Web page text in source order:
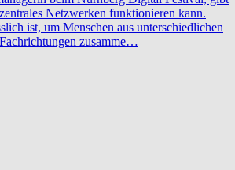
Netzwerken funktionieren kann.
ist, um Menschen aus unterschiedlichen
zusamme…